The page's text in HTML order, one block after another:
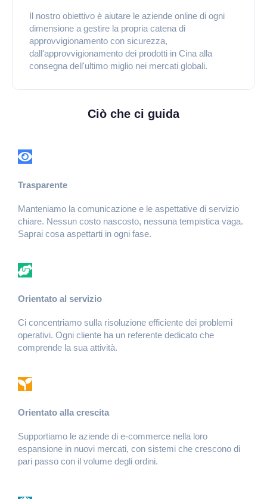
Il nostro obiettivo è aiutare le aziende online di ogni
dimensione a gestire la propria catena di
approvvigionamento con sicurezza,
dall'approvvigionamento dei prodotti in Cina alla
consegna dell'ultimo miglio nei mercati globali.
Ciò che ci guida
Trasparente
Manteniamo la comunicazione e le aspettative di servizio
chiare. Nessun costo nascosto, nessuna tempistica vaga.
Saprai cosa aspettarti in ogni fase.
Orientato al servizio
Ci concentriamo sulla risoluzione efficiente dei problemi
operativi. Ogni cliente ha un referente dedicato che
comprende la sua attività.
Orientato alla crescita
Supportiamo le aziende di e-commerce nella loro
espansione in nuovi mercati, con sistemi che crescono di
pari passo con il volume degli ordini.